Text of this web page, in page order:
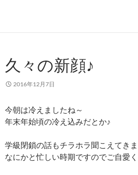
久々の新顔♪
2016年12月7日
今朝は冷えましたね～
年末年始頃の冷え込みだとか♪
学級閉鎖の話もチラホラ聞こえてきま
なにかと忙しい時期ですのでご自愛